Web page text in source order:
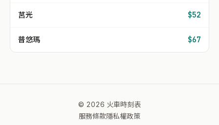
莒光 $52
普悠瑪 $67
© 2026 火車時刻表
服務條款隱私權政策